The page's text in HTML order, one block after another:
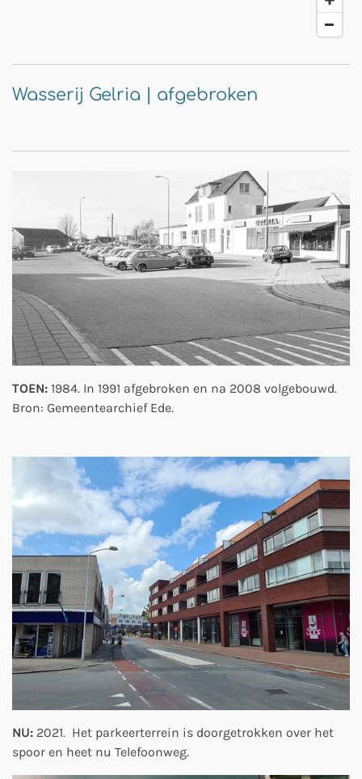
Wasserij Gelria | afgebroken
TOEN: 1984. In 1991 afgebroken en na 2008 volgebouwd.
Bron: Gemeentearchief Ede.
NU: 2021. Het parkeerterrein is doorgetrokken over het
spoor en heet nu Telefoonweg.